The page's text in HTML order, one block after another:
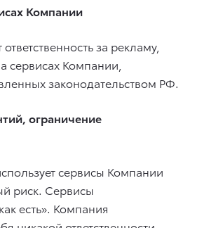
Компании
за рекламу,
Компании,
законодательством РФ.
ограничение
сервисы Компании
риск. Сервисы
есть». Компания